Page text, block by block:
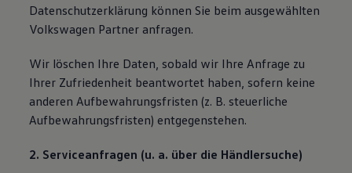
Datenschutzerklärung können Sie beim ausgewählten
Volkswagen Partner anfragen.
Wir löschen Ihre Daten, sobald wir Ihre Anfrage zu
Ihrer Zufriedenheit beantwortet haben, sofern keine
anderen Aufbewahrungsfristen (z. B. steuerliche
Aufbewahrungsfristen) entgegenstehen.
2. Serviceanfragen (u. a. über die Händlersuche)